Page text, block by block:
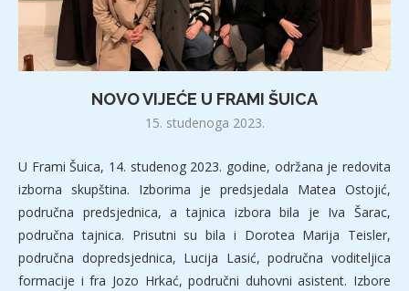
NOVO VIJEĆE U FRAMI ŠUICA
15. studenoga 2023.
U Frami Šuica, 14. studenog 2023. godine, održana je redovita
izborna skupština. Izborima je predsjedala Matea Ostojić,
područna predsjednica, a tajnica izbora bila je Iva Šarac,
područna tajnica. Prisutni su bila i Dorotea Marija Teisler,
područna dopredsjednica, Lucija Lasić, područna voditeljica
formacije i fra Jozo Hrkać, područni duhovni asistent. Izbore